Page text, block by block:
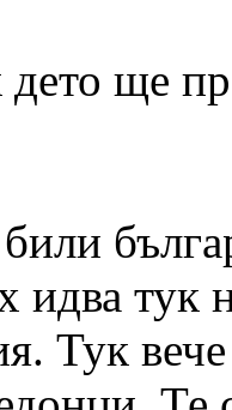
дето ще
идва тук
Тук